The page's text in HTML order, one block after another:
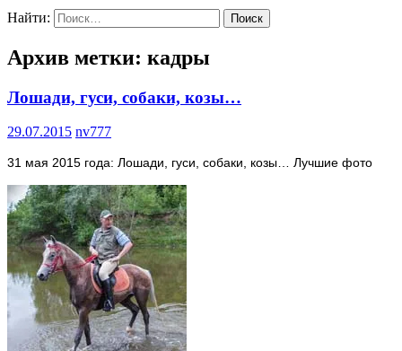
Найти:
Архив метки: кадры
Лошади, гуси, собаки, козы…
29.07.2015 nv777
31 мая 2015 года: Лошади, гуси, собаки, козы… Лучшие фото